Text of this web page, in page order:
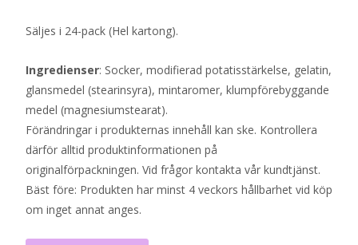
Säljes i 24-pack (Hel kartong).
Ingredienser: Socker, modifierad potatisstärkelse, gelatin,
glansmedel (stearinsyra), mintaromer, klumpförebyggande
medel (magnesiumstearat).
Förändringar i produkternas innehåll kan ske. Kontrollera
därför alltid produktinformationen på
originalförpackningen. Vid frågor kontakta vår kundtjänst.
Bäst före: Produkten har minst 4 veckors hållbarhet vid köp
om inget annat anges.